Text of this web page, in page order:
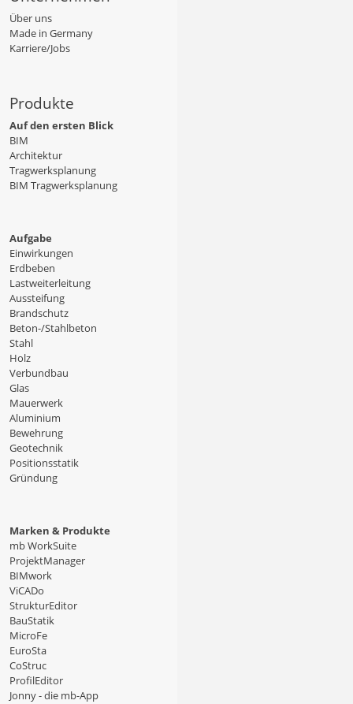
Über uns
Made in Germany
Karriere/Jobs
Produkte
Auf den ersten Blick
BIM
Architektur
Tragwerksplanung
BIM Tragwerksplanung
Aufgabe
Einwirkungen
Erdbeben
Lastweiterleitung
Aussteifung
Brandschutz
Beton-/Stahlbeton
Stahl
Holz
Verbundbau
Glas
Mauerwerk
Aluminium
Bewehrung
Geotechnik
Positionsstatik
Gründung
Marken & Produkte
mb WorkSuite
ProjektManager
BIMwork
ViCADo
StrukturEditor
BauStatik
MicroFe
EuroSta
CoStruc
ProfilEditor
Jonny - die mb-App